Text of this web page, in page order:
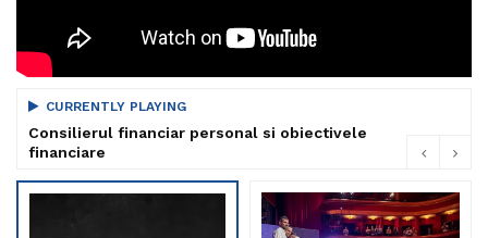
CURRENTLY PLAYING
Consilierul financiar personal si obiectivele
financiare